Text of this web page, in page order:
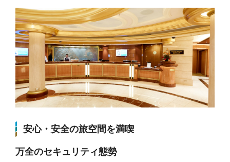
安心・安全の旅空間を満喫
万全のセキュリティ態勢